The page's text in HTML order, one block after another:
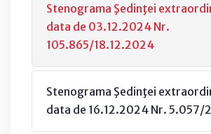
Stenograma Şedinţei
data de 03.12.2024 Nr.
105.865/18.12.2024
Stenograma Şedinţei
data de 16.12.2024 Nr. 5.057/